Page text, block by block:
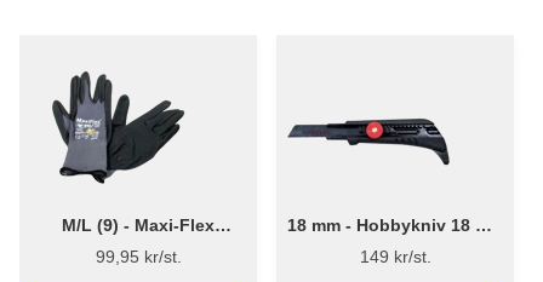
M/L (9) - Maxi-Flex
handske model 42-874
99,95 kr/st.
18 mm - Hobbykniv 18 mm
med skruvlås och
mattkrok.
149 kr/st.